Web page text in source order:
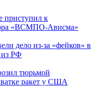
приступил к
«ВСМПО-Ависма»
дело из-за «фейков» в
из РФ
тюрьмой
ракет у США